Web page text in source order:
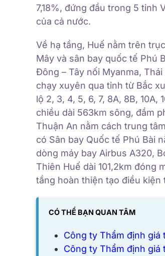
7,18%, đứng đầu trong 5
của cả nước.
Về hạ tầng, Huế nằm trên
Mây và sân bay quốc tế Phú
Đông – Tây nối Myanma,
chạy xuyên qua tỉnh từ Bắc
lộ 2, 3, 4, 5, 6, 7, 8A, 8B, 10A,
chiều dài 563km sông, đầm
Thuận An nằm cách trung
có Sân bay Quốc tế Phú Bài
dòng máy bay Airbus A320,
Thiên Huế dài 101,2km đóng
tầng hoàn thiện tạo điều kiện
CÓ THỂ BẠN QUAN TÂM
Công ty Thẩm định giá
Công ty Thẩm định giá